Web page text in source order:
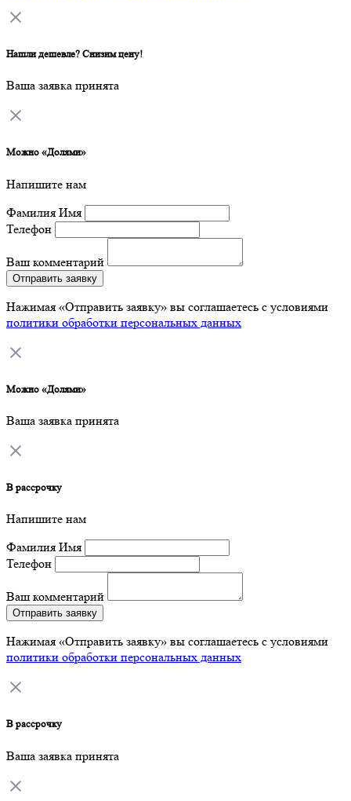
Нашли дешевле? Снизим цену!
Ваша заявка принята
Можно «Долями»
Напишите нам
Фамилия Имя
Телефон
Ваш комментарий
Отправить заявку
Нажимая «Отправить заявку» вы соглашаетесь с условиями
политики обработки персональных данных
Можно «Долями»
Ваша заявка принята
В рассрочку
Напишите нам
Фамилия Имя
Телефон
Ваш комментарий
Отправить заявку
Нажимая «Отправить заявку» вы соглашаетесь с условиями
политики обработки персональных данных
В рассрочку
Ваша заявка принята